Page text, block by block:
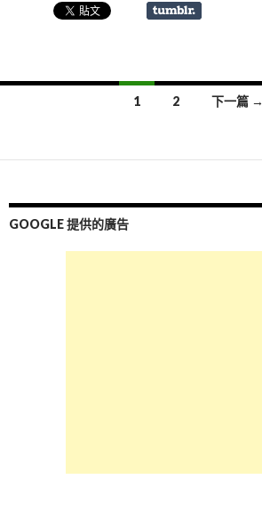
章
覽
1 2 下一篇 →
GOOGLE 提供的廣告